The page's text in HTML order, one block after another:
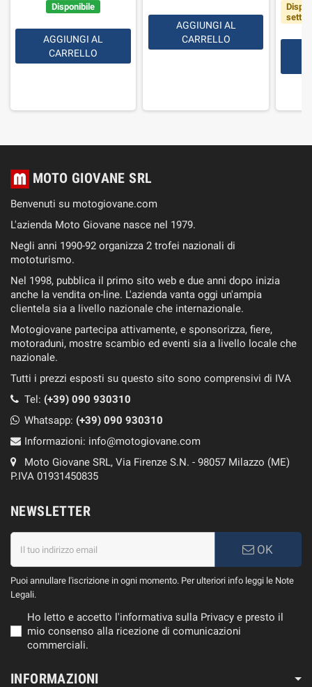
Disponibile
AGGIUNGI AL
CARRELLO
AGGIUNGI AL
CARRELLO
MOTO GIOVANE SRL
Benvenuti su motogiovane.com
L'azienda Moto Giovane nasce nel 1979.
Negli anni 1990-92 organizza 2 trofei nazionali di
mototurismo.
Nel 1998, pubblica il primo sito web e due anni dopo inizia
anche la vendita on-line. L'azienda vanta oggi un'ampia
clientela sia a livello nazionale che internazionale.
Motogiovane partecipa attivamente, e sponsorizza, fiere,
motoraduni, mostre scambio ed eventi sia a livello locale che
nazionale.
Tutti i prezzi esposti su questo sito sono comprensivi di IVA
Tel: (+39) 090 930310
Whatsapp: (+39) 090 930310
Informazioni: info@motogiovane.com
Moto Giovane SRL, Via Firenze S.N. - 98057 Milazzo (ME)
P.IVA 01931450835
NEWSLETTER
OK
Puoi annullare l'iscrizione in ogni momento. Per ulteriori info leggi le Note
Legali.
Ho letto e accetto l'informativa sulla Privacy e presto il
mio consenso alla ricezione di comunicazioni
commerciali.
INFORMAZIONI